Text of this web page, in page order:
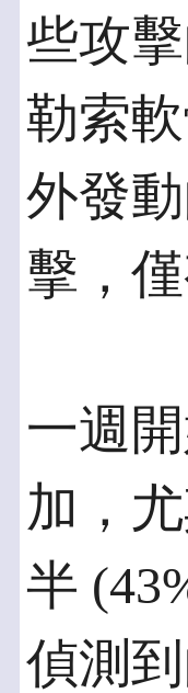
些攻
勒索
外發
擊，
一週
加，
半
偵測到